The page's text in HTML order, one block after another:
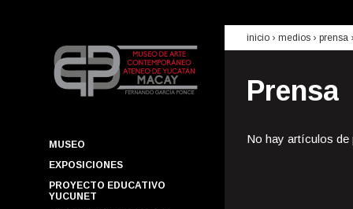
MUSEO
EXPOSICIONES
PROYECTO EDUCATIVO
YUCUNET
inicio › medios › prensa
Prensa
No hay artículos de